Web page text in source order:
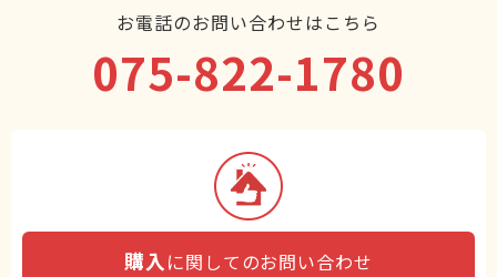
お電話のお問い合わせはこちら
075-822-1780
購入 に関してのお問い合わせ